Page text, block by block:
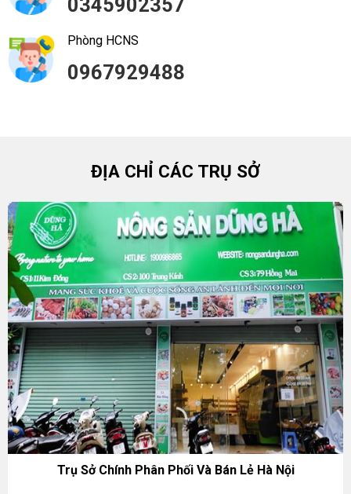
Phòng HCNS
0967929488
ĐỊA CHỈ CÁC TRỤ SỞ
Trụ Sở Chính Phân Phối Và Bán Lẻ Hà Nội